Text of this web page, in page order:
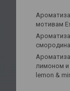
мотивам
лимоном и
lemon &